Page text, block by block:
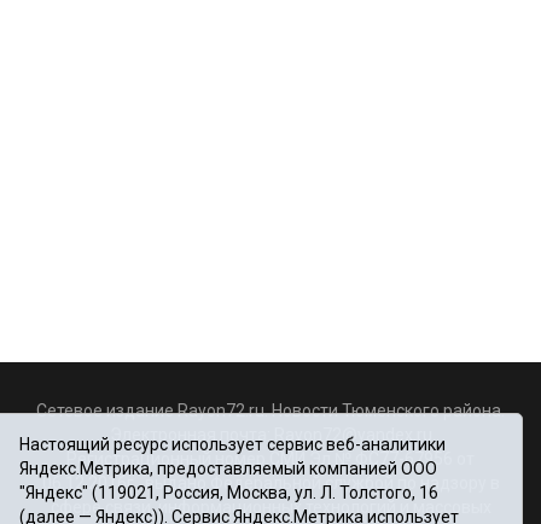
Сетевое издание Rayon72.ru. Новости Тюменского района.
Rayon72@yandex.ru
Регистрационный номер СМИ Эл № ФС77-67956 от
06.12.2016г., выдано Федеральной службой по надзору в
сфере связи, информационных технологий и массовых
Настоящий ресурс использует сервис веб-аналитики
Яндекс.Метрика, предоставляемый компанией ООО
"Яндекс" (119021, Россия, Москва, ул. Л. Толстого, 16
(далее — Яндекс)). Сервис Яндекс.Метрика использует